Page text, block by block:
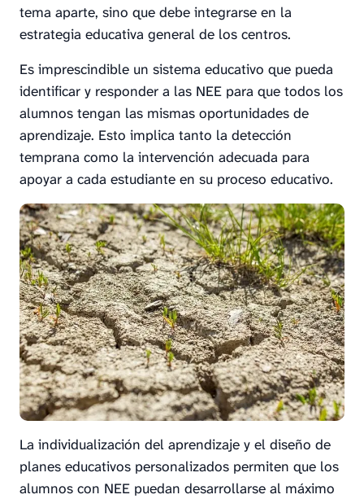
tema aparte, sino que debe integrarse en la
estrategia educativa general de los centros.
Es imprescindible un sistema educativo que pueda
identificar y responder a las NEE para que todos los
alumnos tengan las mismas oportunidades de
aprendizaje. Esto implica tanto la detección
temprana como la intervención adecuada para
apoyar a cada estudiante en su proceso educativo.
La individualización del aprendizaje y el diseño de
planes educativos personalizados permiten que los
alumnos con NEE puedan desarrollarse al máximo